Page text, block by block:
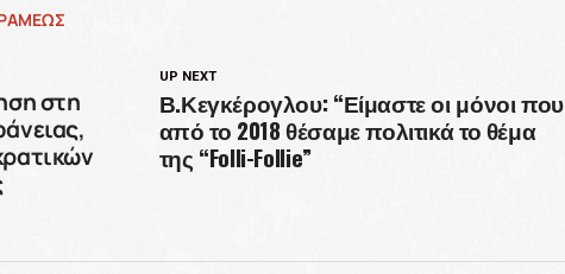
UP NEXT
Β.Κεγκέρογλου: “Είμαστε οι μόνοι που
από το 2018 θέσαμε πολιτικά το θέμα
της “Folli-Follie”
στη